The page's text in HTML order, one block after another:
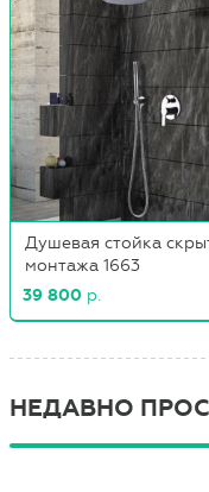
Душевая стойка
монтажа 1663
39 800 р.
НЕДАВНО